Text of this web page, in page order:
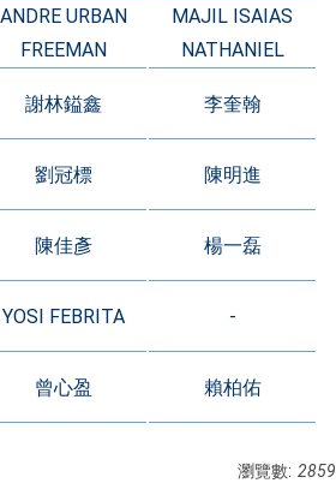
ANDRE URBAN
FREEMAN
MAJIL ISAIAS
NATHANIEL
謝林鎰鑫 李奎翰
劉冠標 陳明進
陳佳彥 楊一磊
YOSI FEBRITA -
曾心盈 賴柏佑
瀏覽數: 2859